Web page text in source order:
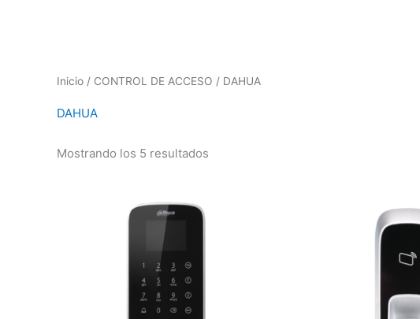
Inicio / CONTROL DE ACCESO / DAHUA
DAHUA
Mostrando los 5 resultados